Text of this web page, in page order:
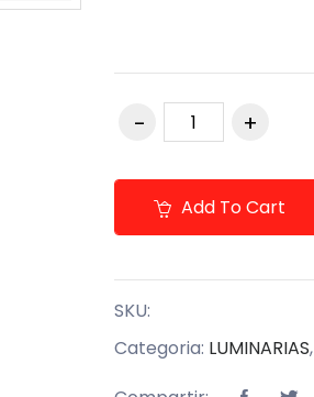
Add To Cart
SKU:
Categoria: LUMINARIAS,